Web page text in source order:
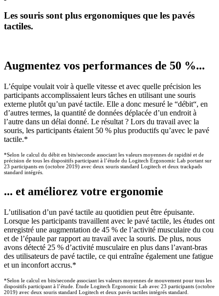
Les souris sont plus ergonomiques que les pavés
tactiles.
Augmentez vos performances de 50 %...
L’équipe voulait voir à quelle vitesse et avec quelle précision les
participants accomplissaient leurs tâches en utilisant une souris
externe plutôt qu’un pavé tactile. Elle a donc mesuré le “débit“, en
d’autres termes, la quantité de données déplacée d’un endroit à
l’autre dans un délai donné. Le résultat ? Lors du travail avec la
souris, les participants étaient 50 % plus productifs qu’avec le pavé
tactile.*
*Selon le calcul du débit en bits/seconde associant les valeurs moyennes de rapidité et de
précision de tous les dispositifs participant à l’étude du Logitech Ergonomic Lab portant sur
23 participants en (octobre 2019) avec deux souris standard Logitech et deux trackpads
standard intégrés.
... et améliorez votre ergonomie
L’utilisation d’un pavé tactile au quotidien peut être épuisante.
Lorsque les participants travaillent avec le pavé tactile, les études ont
enregistré une augmentation de 45 % de l’activité musculaire du cou
et de l’épaule par rapport au travail avec la souris. De plus, nous
avons détecté 25 % d’activité musculaire en plus dans l’avant-bras
des utilisateurs de pavé tactile, ce qui entraîne également une fatigue
et un inconfort accrus.*
*Selon le calcul en bits/seconde associant les valeurs moyennes de mouvement pour tous les
dispositifs participant à l’étude. Étude Logitech Ergonomic Lab avec 23 participants (octobre
2019) avec deux souris standard Logitech et deux pavés tactiles intégrés standard.